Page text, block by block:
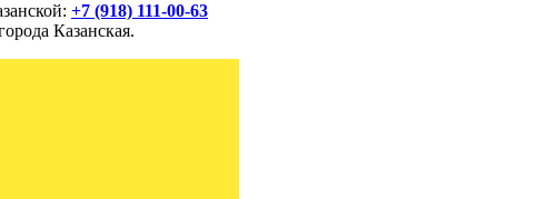
+7 (918) 111-00-63
Казанская.